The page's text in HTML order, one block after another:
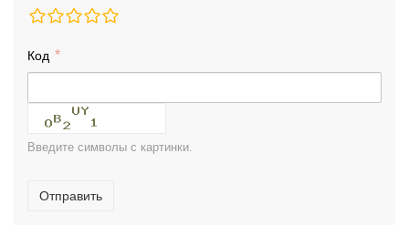
Код
Введите символы с картинки.
Отправить